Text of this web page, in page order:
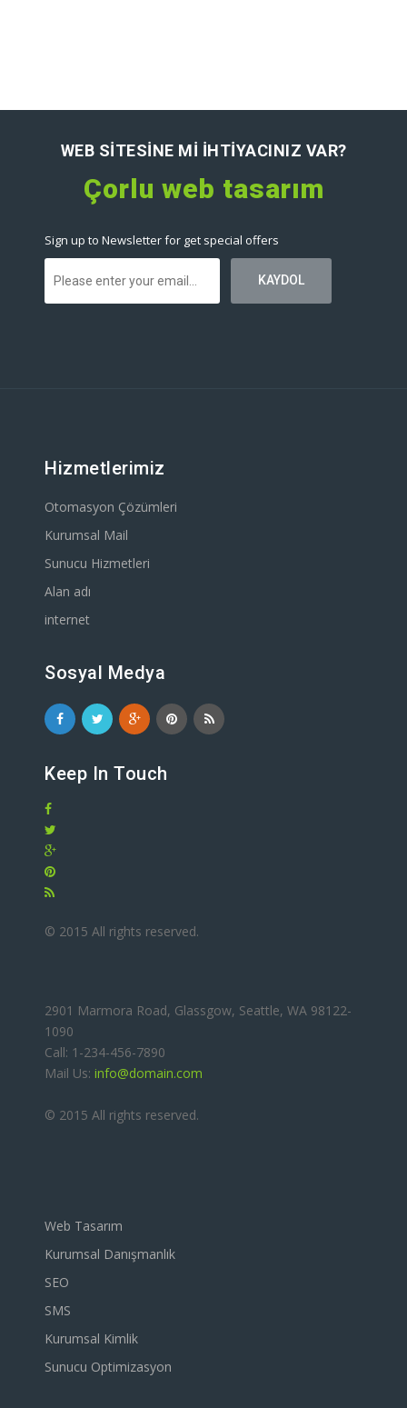
WEB SITESINE MI IHTIYACINIZ VAR?
Çorlu web tasarım
Sign up to Newsletter for get special offers
Hizmetlerimiz
Otomasyon Çözümleri
Kurumsal Mail
Sunucu Hizmetleri
Alan adı
internet
Sosyal Medya
Keep In Touch
© 2015 All rights reserved.
2901 Marmora Road, Glassgow, Seattle, WA 98122-
1090
Call: 1-234-456-7890
Mail Us: info@domain.com
© 2015 All rights reserved.
Web Tasarım
Kurumsal Danışmanlık
SEO
SMS
Kurumsal Kimlik
Sunucu Optimizasyon